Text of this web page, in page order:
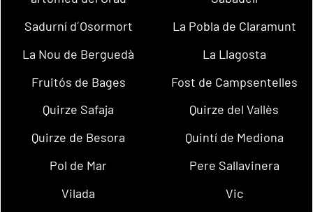
Sadurní d´Osormort
La Pobla de Claramunt
La Nou de Berguedà
La Llagosta
Fruitós de Bages
Fost de Campsentelles
Quirze Safaja
Quirze del Vallès
Quirze de Besora
Quintí de Mediona
Pol de Mar
Pere Sallavinera
Vilada
Vic